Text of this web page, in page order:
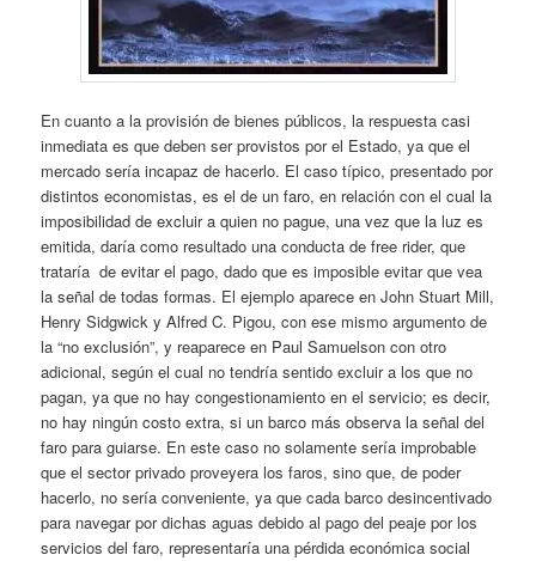
En cuanto a la provisión de bienes públicos, la respuesta casi
inmediata es que deben ser provistos por el Estado, ya que el
mercado sería incapaz de hacerlo. El caso típico, presentado por
distintos economistas, es el de un faro, en relación con el cual la
imposibilidad de excluir a quien no pague, una vez que la luz es
emitida, daría como resultado una conducta de free rider, que
trataría de evitar el pago, dado que es imposible evitar que vea
la señal de todas formas. El ejemplo aparece en John Stuart Mill,
Henry Sidgwick y Alfred C. Pigou, con ese mismo argumento de
la “no exclusión”, y reaparece en Paul Samuelson con otro
adicional, según el cual no tendría sentido excluir a los que no
pagan, ya que no hay congestionamiento en el servicio; es decir,
no hay ningún costo extra, si un barco más observa la señal del
faro para guiarse. En este caso no solamente sería improbable
que el sector privado proveyera los faros, sino que, de poder
hacerlo, no sería conveniente, ya que cada barco desincentivado
para navegar por dichas aguas debido al pago del peaje por los
servicios del faro, representaría una pérdida económica social